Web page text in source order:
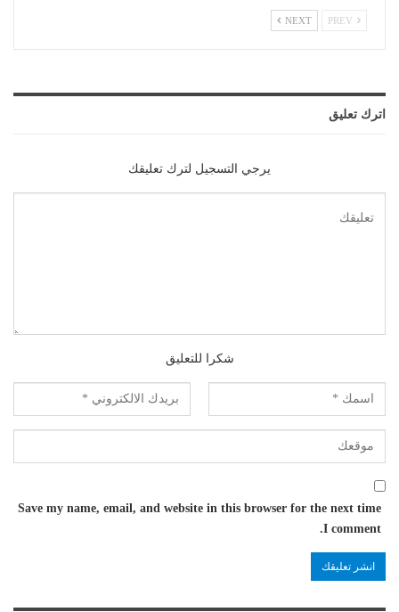
NEXT
اترك تعليق
يرجي التسجيل لترك تعليقك
شكرا للتعليق
Save my name, email, and website in this browser for the next time
I comment.